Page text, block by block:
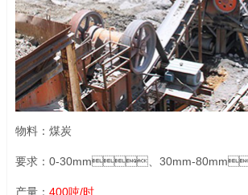
物料：煤炭
要求：0-30mm、30mm-
产量：400吨/时